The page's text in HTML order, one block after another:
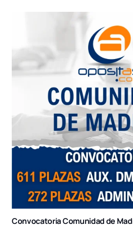
Convocatoria Comunidad de